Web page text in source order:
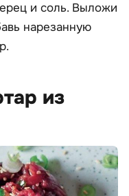
и соль. Выложи
нарезанную
из